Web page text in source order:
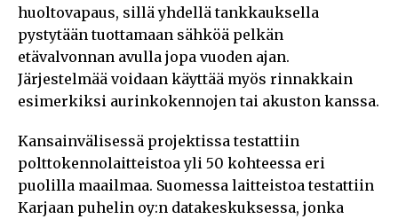
huoltovapaus, sillä yhdellä tankkauksella
pystytään tuottamaan sähköä pelkän
etävalvonnan avulla jopa vuoden ajan.
Järjestelmää voidaan käyttää myös rinnakkain
esimerkiksi aurinkokennojen tai akuston kanssa.
Kansainvälisessä projektissa testattiin
polttokennolaitteistoa yli 50 kohteessa eri
puolilla maailmaa. Suomessa laitteistoa testattiin
Karjaan puhelin oy:n datakeskuksessa, jonka